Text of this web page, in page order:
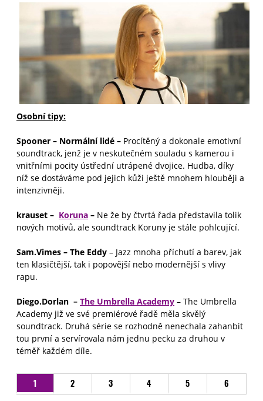
Osobní tipy:
Spooner – Normální lidé – Procítěný a dokonale emotivní
soundtrack, jenž je v neskutečném souladu s kamerou i
vnitřními pocity ústřední utrápené dvojice. Hudba, díky
níž se dostáváme pod jejich kůži ještě mnohem hlouběji a
intenzivněji.
krauset – Koruna – Ne že by čtvrtá řada představila tolik
nových motivů, ale soundtrack Koruny je stále pohlcující.
Sam.Vimes – The Eddy – Jazz mnoha příchutí a barev, jak
ten klasičtější, tak i popovější nebo modernější s vlivy
rapu.
Diego.Dorlan – The Umbrella Academy – The Umbrella
Academy již ve své premiérové řadě měla skvělý
soundtrack. Druhá série se rozhodně nenechala zahanbit
tou první a servírovala nám jednu pecku za druhou v
téměř každém díle.
1 2 3 4 5 6